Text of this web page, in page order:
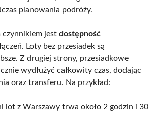
planowania podróży.
czynnikiem jest dostępność
Loty bez przesiadek są
Z drugiej strony, przesiadkowe
wydłużyć całkowity czas, dodając
oraz transferu. Na przykład:
lot z Warszawy trwa około 2 godzin i 30